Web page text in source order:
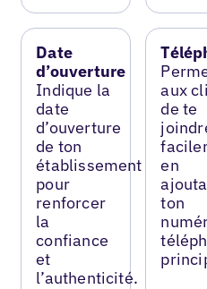
Date
d’ouverture
Indique la
date
d’ouverture
de ton
établissement
pour
renforcer
la
confiance
et
l’authenticité.
aux
de te
en
ton